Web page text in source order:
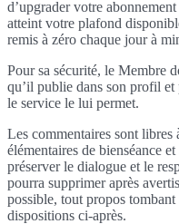
d’upgrader votre
atteint votre plafond
remis à zéro chaque jour à
Pour sa sécurité, le Membre
qu’il publie dans son profil et
le service le lui permet.
Les commentaires sont libres
élémentaires de bienséance
préserver le dialogue et le
pourra supprimer après
possible, tout propos
dispositions ci-après.